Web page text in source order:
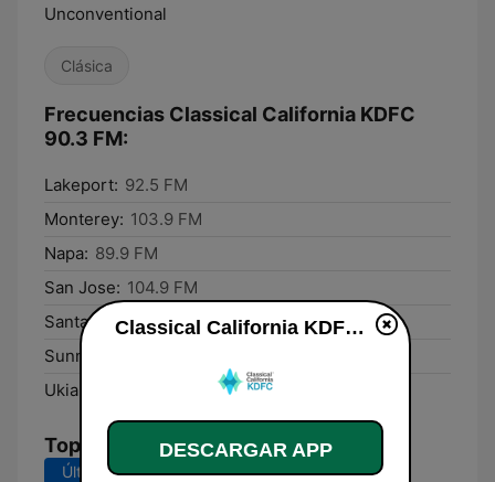
Unconventional
Clásica
Frecuencias Classical California KDFC
90.3 FM:
Lakeport: 92.5 FM
Monterey: 103.9 FM
Napa: 89.9 FM
San Jose: 104.9 FM
Santa Rosa: 89.9 FM
Sunnyvale:
Ukiah:
Top Canciones
Últimos 7 días Últimos 30 días
Classical California KDFC 90.3 FM en vivo
DESCARGAR APP